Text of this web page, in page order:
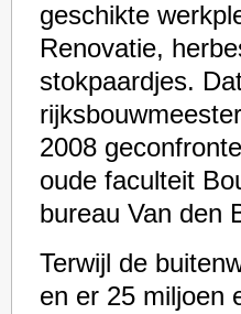
geschikte
Renovatie,
stokpaardjes.
2008
oude faculteit
bureau Van den
Terwijl de
en er 25 miljoen